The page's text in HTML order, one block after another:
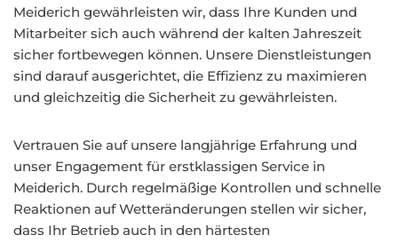
Meiderich gewährleisten wir, dass Ihre Kunden und
Mitarbeiter sich auch während der kalten Jahreszeit
sicher fortbewegen können. Unsere Dienstleistungen
sind darauf ausgerichtet, die Effizienz zu maximieren
und gleichzeitig die Sicherheit zu gewährleisten.
Vertrauen Sie auf unsere langjährige Erfahrung und
unser Engagement für erstklassigen Service in
Meiderich. Durch regelmäßige Kontrollen und schnelle
Reaktionen auf Wetteränderungen stellen wir sicher,
dass Ihr Betrieb auch in den härtesten